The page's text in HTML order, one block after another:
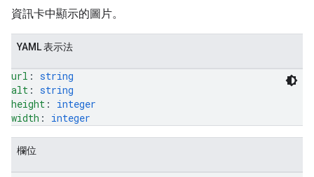
資訊卡中顯示的圖片。
YAML 表示法
url : string
alt : string
height : integer
width : integer
欄位